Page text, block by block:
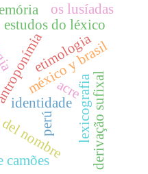
identidade
nombre
méxico y brasil
derivação sufixal
etimologia
estudos do léxico
acre
os lusíadas
camões
lexicografia
perú